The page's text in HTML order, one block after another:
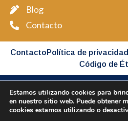
Blog
Contacto
Contacto Política de privacidad
Código de
Copyright BIMAP © 2026
Estamos utilizando cookies para
en nuestro sitio web. Puede obtener
cookies estamos utilizando o